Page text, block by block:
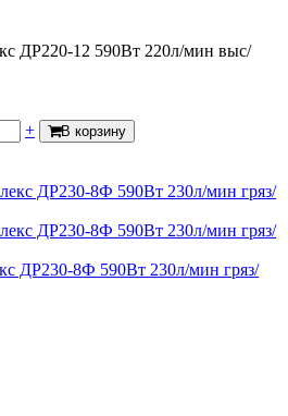
ДР220-12 590Вт 220л/мин выс/
+ В корзину
ДР230-8Ф 590Вт 230л/мин гряз/